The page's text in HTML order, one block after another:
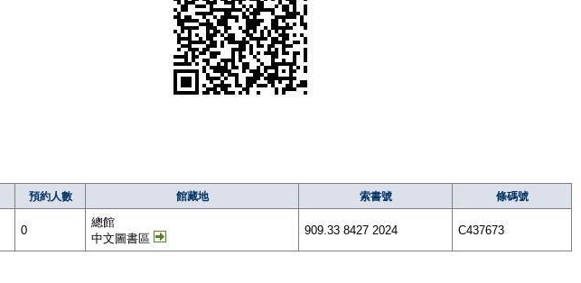
預約人數 館藏地 索書號 條碼號
0
總館
中文圖書區
909.33 8427 2024 C437673